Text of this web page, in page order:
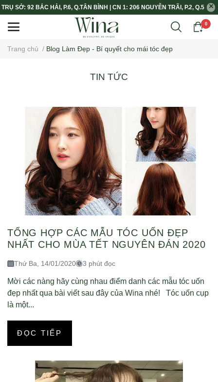
TRỤ SỞ: 92 BẮC HẢI, P.6, Q.TÂN BÌNH | CN 1: 206 NGUYỄN TRÃI, P.2, Q.5
0
Trang chủ / Blog Làm Đẹp - Bí quyết cho mái tóc đẹp
TIN TỨC
TỔNG HỢP CÁC MẪU TÓC UỐN ĐẸP
NHẤT CHO MÙA TẾT NGUYÊN ĐÁN 2020
Thứ Ba, 14/01/2020 3 phút đọc
Mời các nàng hãy cùng nhau điểm danh các mẫu tóc uốn
đẹp nhất qua bài viết sau đây của Wina nhé! Tóc uốn cụp
là một...
ĐỌC TIẾP